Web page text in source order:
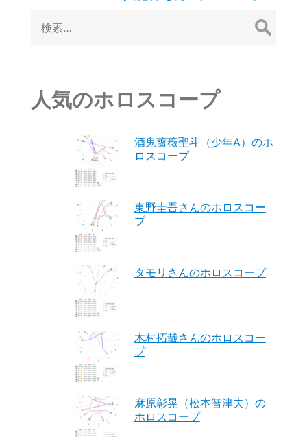
ゲ
索:
人気のホロスコープ
酒鬼薔薇聖斗（少年A）のホ
ロスコープ
東野圭吾さんのホロスコー
プ
タモリさんのホロスコープ
木村拓哉さんのホロスコー
プ
麻原彰晃（松本智津夫）の
ホロスコープ